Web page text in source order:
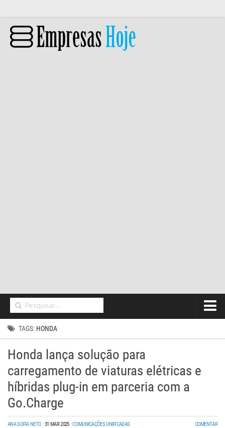
Home
Networking
Segurança
High Tech
Hosting/Cloud
I&D
TAGS: HONDA
Honda lança solução para
carregamento de viaturas elétricas e
híbridas plug-in em parceria com a
Go.Charge
ANA SOFIA NETO ·31 MAR 2025·COMUNICAÇÕES UNIFICADAS COMENTAR